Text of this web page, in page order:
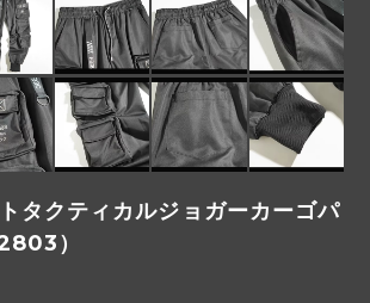
タクティカルジョガーカーゴパ
）